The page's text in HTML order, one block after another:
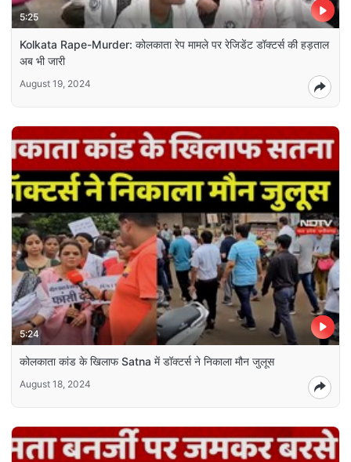
5:25
Kolkata Rape-Murder: कोलकाता रेप मामले पर रेजिडेंट डॉक्टर्स की हड़ताल
अब भी जारी
August 19, 2024
5:24
कोलकाता कांड के खिलाफ Satna में डॉक्टर्स ने निकाला मौन जुलूस
August 18, 2024